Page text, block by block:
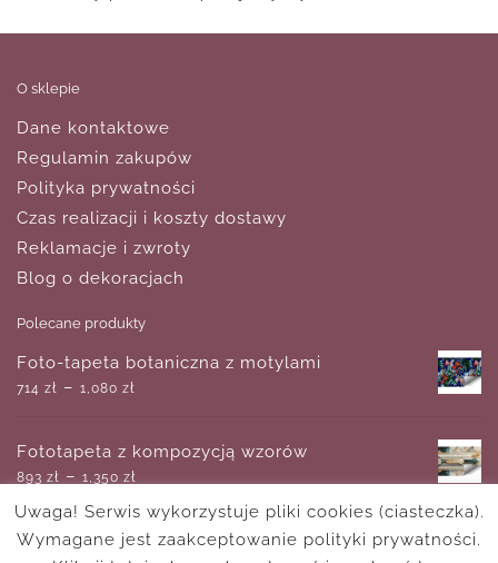
O sklepie
Dane kontaktowe
Regulamin zakupów
Polityka prywatności
Czas realizacji i koszty dostawy
Reklamacje i zwroty
Blog o dekoracjach
Polecane produkty
Foto-tapeta botaniczna z motylami
714 zł – 1,080 zł
Fototapeta z kompozycją wzorów
893 zł – 1,350 zł
Plakat - Kręta droga
Uwaga! Serwis wykorzystuje pliki cookies (ciasteczka).
Wymagane jest zaakceptowanie polityki prywatności.